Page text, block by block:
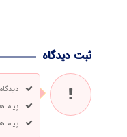
ثبت دیدگاه
پیام
پیام